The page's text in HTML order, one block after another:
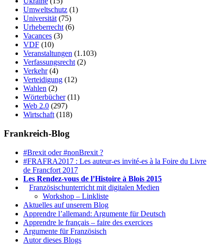
Umweltschutz (1)
Universität (75)
Urheberrecht (6)
Vacances (3)
VDF (10)
Veranstaltungen (1.103)
Verfassungsrecht (2)
Verkehr(4)
Verteidigung (12)
Wahlen (2)
Wörterbücher(11)
Web 2.0 (297)
Wirtschaft (118)
Frankreich-Blog
#Brexit oder #nonBrexit ?
#FRAFRA2017 : Les auteur-es invité-es à la Foire du Livre
de Francfort 2017
Les Rendez-vous de l’Histoire à Blois 2015
Französischunterricht mit digitalen Medien
Workshop – Linkliste
Aktuelles auf unserem Blog
Apprendre l’allemand: Argumente für Deutsch
Apprendre le français – faire des exercices
Argumente für Französisch
Autor dieses Blogs